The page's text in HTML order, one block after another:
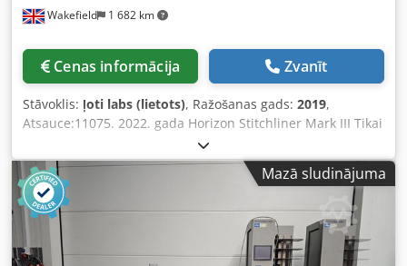
Wakefield 1 682 km
Cenas informācija Zvanīt
Stāvoklis: ļoti labs (lietots), Ražošanas gads: 2019,
Atsauce:11075. 2022. gada Horizon Stitchliner Mark III Tikai
8,35 miljoni saražotu grāmatu! Jaunākās paaudzes, pilnībā
automātiskā lokšņu kologēšanas un brošūru
stieplešūšanas sistēma. Iezīmes: Dodpoywlifsfx Abmjck -
Vienkārša un ātra iestatīšana, ko var veikt arī ne-
specializēti apdares operatori - Strādā ar plakanām 4 lapu
sekcijām - Nav nepieciešama iepriekšēja salocīšana -
Integrēts automātiskās iestatīšanas trīs-naža apgriezējs -
Mazā sludinājuma